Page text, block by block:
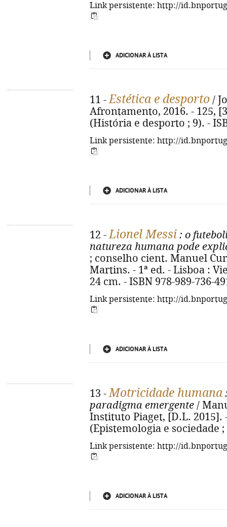
Link persistente: http://
ADICIONAR À LISTA
11 -Estética e desporto /
Afrontamento, 2016. - 125,
(História e desporto ; 9). -
Link persistente: http://
ADICIONAR À LISTA
12 -Lionel Messi : o
natureza humana pode
; conselho cient. Manuel
Martins. - 1ª ed. - Lisboa :
24 cm. - ISBN 978-989-736-
Link persistente: http://
ADICIONAR À LISTA
13 -Motricidade humana
paradigma emergente /
Instituto Piaget, [D.L. 2015].
(Epistemologia e sociedade ;
Link persistente: http://
ADICIONAR À LISTA